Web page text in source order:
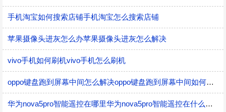
手机淘宝如何搜索店铺手机淘宝怎么搜索店铺
苹果摄像头进灰怎么办苹果摄像头进灰怎么解决
vivo手机如何刷机vivo手机怎么刷机
oppo键盘跑到屏幕中间怎么解决oppo键盘跑到屏幕中间如何解决
华为nova5pro智能遥控在哪里华为nova5pro智能遥控在什么地方